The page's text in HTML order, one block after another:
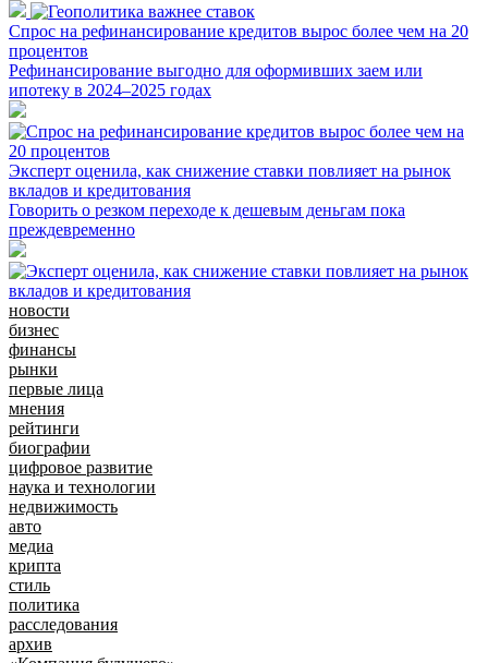
Спрос на рефинансирование кредитов вырос более чем на 20
процентов
Рефинансирование выгодно для оформивших заем или
ипотеку в 2024–2025 годах
Эксперт оценила, как снижение ставки повлияет на рынок
вкладов и кредитования
Говорить о резком переходе к дешевым деньгам пока
преждевременно
новости
бизнес
финансы
рынки
первые лица
мнения
рейтинги
биографии
цифровое развитие
наука и технологии
недвижимость
авто
медиа
крипта
стиль
политика
расследования
архив